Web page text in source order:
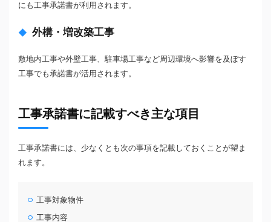
にも工事承諾書が利用されます。
外構・増改築工事
敷地内工事や外壁工事、駐車場工事など周辺環境へ影響を及ぼす
工事でも承諾書が活用されます。
工事承諾書に記載すべき主な項目
工事承諾書には、少なくとも次の事項を記載しておくことが望ま
れます。
工事対象物件
工事内容